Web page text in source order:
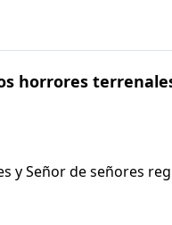
horrores
y Señor de señores
y juez de la tierra.